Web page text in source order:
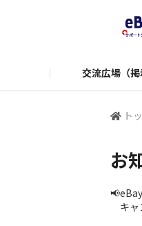
交流広場（掲
ト
お
キャ